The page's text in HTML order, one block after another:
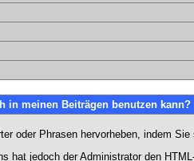
in meinen Beiträgen benutzen kann?
oder Phrasen hervorheben, indem
jedoch der Administrator den